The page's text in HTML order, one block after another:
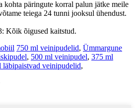
kohta päringute korral palun jätke meile
teiega 24 tunni jooksul ühendust.
Kõik õigused kaitstud.
750 ml veinipudelid, Ümmargune
, 500 ml veinipudel, 375 ml
läbipaistvad veinipudelid,